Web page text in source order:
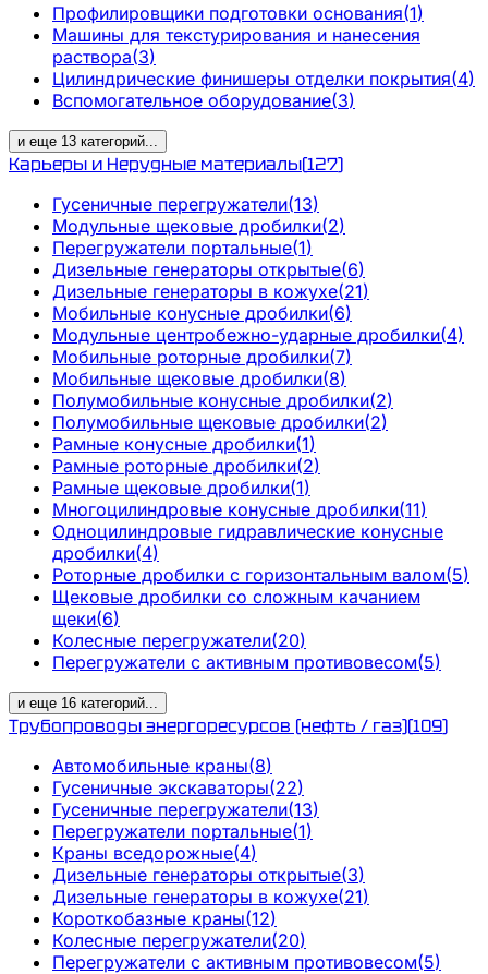
Профилировщики подготовки основания(1)
Машины для текстурирования и нанесения
раствора(3)
Цилиндрические финишеры отделки покрытия(4)
Вспомогательное оборудование(3)
и еще 13 категорий...
Карьеры и Нерудные материалы(127)
Гусеничные перегружатели(13)
Модульные щековые дробилки(2)
Перегружатели портальные(1)
Дизельные генераторы открытые(6)
Дизельные генераторы в кожухе(21)
Мобильные конусные дробилки(6)
Модульные центробежно-ударные дробилки(4)
Мобильные роторные дробилки(7)
Мобильные щековые дробилки(8)
Полумобильные конусные дробилки(2)
Полумобильные щековые дробилки(2)
Рамные конусные дробилки(1)
Рамные роторные дробилки(2)
Рамные щековые дробилки(1)
Многоцилиндровые конусные дробилки(11)
Одноцилиндровые гидравлические конусные
дробилки(4)
Роторные дробилки с горизонтальным валом(5)
Щековые дробилки со сложным качанием
щеки(6)
Колесные перегружатели(20)
Перегружатели с активным противовесом(5)
и еще 16 категорий...
Трубопроводы энергоресурсов (нефть / газ)(109)
Автомобильные краны(8)
Гусеничные экскаваторы(22)
Гусеничные перегружатели(13)
Перегружатели портальные(1)
Краны вседорожные(4)
Дизельные генераторы открытые(3)
Дизельные генераторы в кожухе(21)
Короткобазные краны(12)
Колесные перегружатели(20)
Перегружатели с активным противовесом(5)